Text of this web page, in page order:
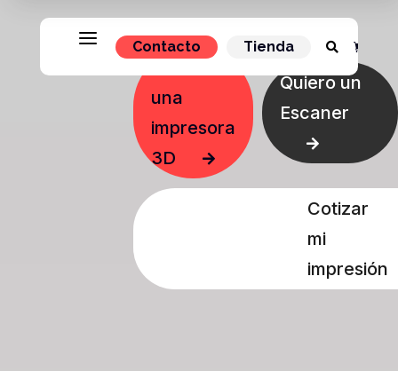
a Contacto Tienda  
una
impresora
3D

Quiero un
Escaner

Cotizar
mi
impresión
Reproductor